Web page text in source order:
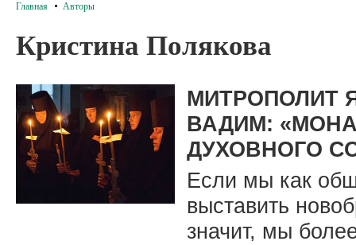
Главная Авторы
Кристина Полякова
МИТРОПОЛИТ
ВАДИМ:
ДУХОВНОГО
Если мы как
выставить
значит, мы